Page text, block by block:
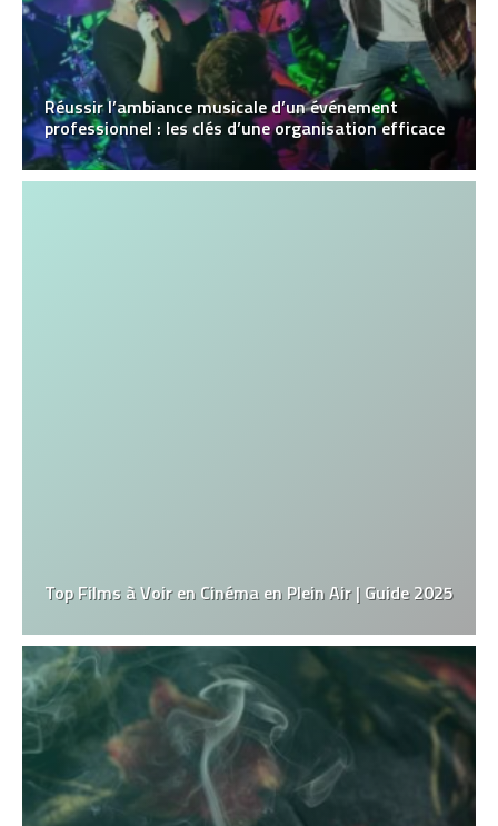
Réussir l’ambiance musicale d’un événement
professionnel : les clés d’une organisation efficace
Top Films à Voir en Cinéma en Plein Air | Guide 2025